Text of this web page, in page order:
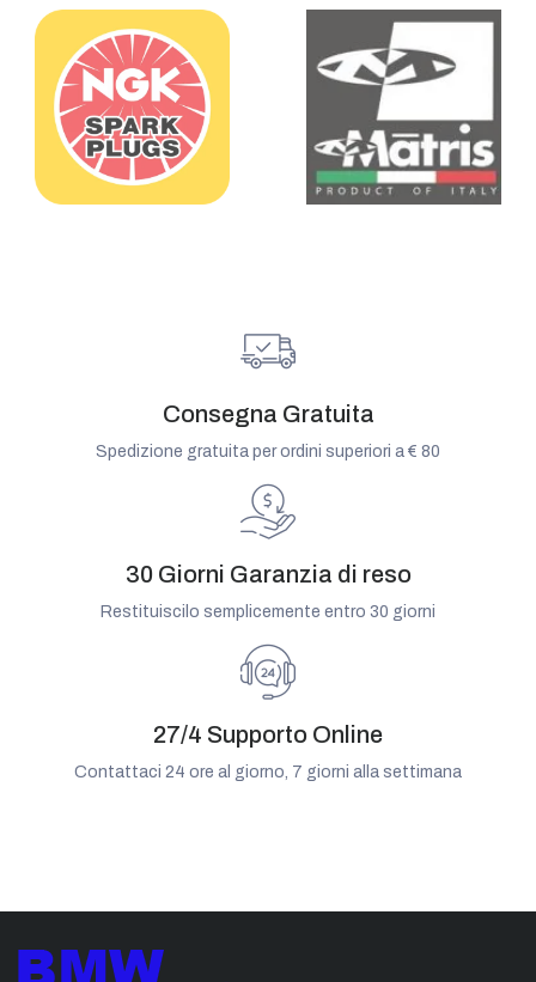
Consegna Gratuita
Spedizione gratuita per ordini superiori a € 80
30 Giorni Garanzia di reso
Restituiscilo semplicemente entro 30 giorni
27/4 Supporto Online
Contattaci 24 ore al giorno, 7 giorni alla settimana